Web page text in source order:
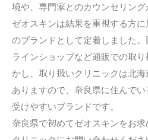
境や、専門家とのカウンセリング
ゼオスキンは結果を重視する方
のブランドとして定着しました
ラインショップなど通販での取
かし、取り扱いクリニックは北
ありますので、奈良県に住んで
受けやすいブランドです。
奈良県で初めてゼオスキンをお